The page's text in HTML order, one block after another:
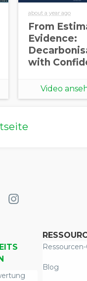
about a year ago
From
Evidence:
with
Video
Blog